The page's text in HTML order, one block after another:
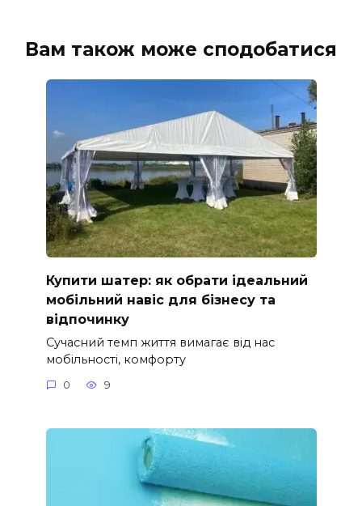
Вам також може сподобатися
Купити шатер: як обрати ідеальний
мобільний навіс для бізнесу та
відпочинку
Сучасний темп життя вимагає від нас
мобільності, комфорту
0 9